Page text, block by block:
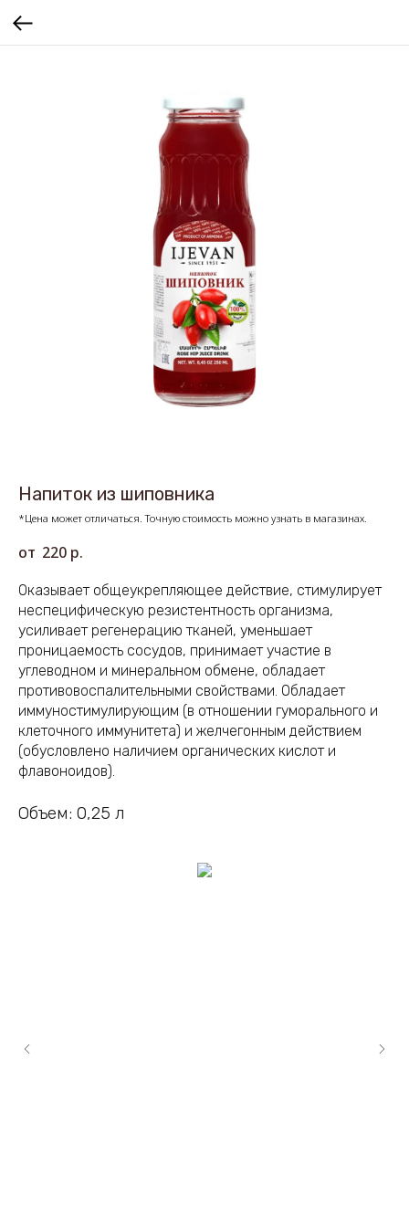
Напиток из шиповника
*Цена может отличаться. Точную стоимость можно узнать в магазинах.
220 р.
Оказывает общеукрепляющее действие, стимулирует
неспецифическую резистентность организма,
усиливает регенерацию тканей, уменьшает
проницаемость сосудов, принимает участие в
углеводном и минеральном обмене, обладает
противовоспалительными свойствами. Обладает
иммуностимулирующим (в отношении гуморального и
клеточного иммунитета) и желчегонным действием
(обусловлено наличием органических кислот и
флавоноидов).
Объем: 0,25 л